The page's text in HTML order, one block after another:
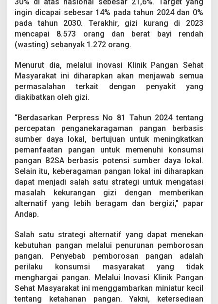
ingin dicapai sebesar 14% pada tahun 2024 dan 0%
pada tahun 2030. Terakhir, gizi kurang di 2023
mencapai 8.573 orang dan berat bayi rendah
(wasting) sebanyak 1.272 orang.
Menurut dia, melalui inovasi Klinik Pangan Sehat
Masyarakat ini diharapkan akan menjawab semua
permasalahan terkait dengan penyakit yang
diakibatkan oleh gizi.
“Berdasarkan Perpress No 81 Tahun 2024 tentang
percepatan penganekaragaman pangan berbasis
sumber daya lokal, bertujuan untuk meningkatkan
pemanfaatan pangan untuk memenuhi konsumsi
pangan B2SA berbasis potensi sumber daya lokal.
Selain itu, keberagaman pangan lokal ini diharapkan
dapat menjadi salah satu strategi untuk mengatasi
masalah kekurangan gizi dengan memberikan
alternatif yang lebih beragam dan bergizi,” papar
Andap.
Salah satu strategi alternatif yang dapat menekan
kebutuhan pangan melalui penurunan pemborosan
pangan. Penyebab pemborosan pangan adalah
perilaku konsumsi masyarakat yang tidak
menghargai pangan. Melalui Inovasi Klinik Pangan
Sehat Masyarakat ini menggambarkan miniatur kecil
tentang ketahanan pangan. Yakni, ketersediaan